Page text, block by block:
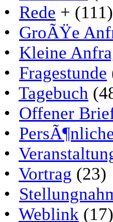
• Rede + (111)
• GroÃŸe
• Kleine
• Fragestunde
• Tagebuch
• Offener
•
•
• Vortrag (23)
•
• Weblink (17)